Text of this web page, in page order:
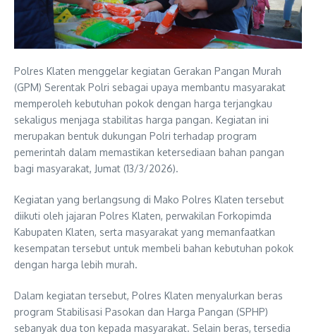
Polres Klaten menggelar kegiatan Gerakan Pangan Murah
(GPM) Serentak Polri sebagai upaya membantu masyarakat
memperoleh kebutuhan pokok dengan harga terjangkau
sekaligus menjaga stabilitas harga pangan. Kegiatan ini
merupakan bentuk dukungan Polri terhadap program
pemerintah dalam memastikan ketersediaan bahan pangan
bagi masyarakat, Jumat (13/3/2026).
Kegiatan yang berlangsung di Mako Polres Klaten tersebut
diikuti oleh jajaran Polres Klaten, perwakilan Forkopimda
Kabupaten Klaten, serta masyarakat yang memanfaatkan
kesempatan tersebut untuk membeli bahan kebutuhan pokok
dengan harga lebih murah.
Dalam kegiatan tersebut, Polres Klaten menyalurkan beras
program Stabilisasi Pasokan dan Harga Pangan (SPHP)
sebanyak dua ton kepada masyarakat. Selain beras, tersedia